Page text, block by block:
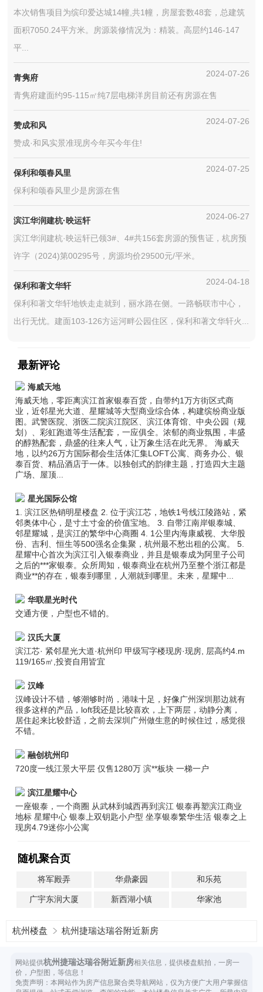
本次销售项目为缤印爱达城14幢,共1幢，房屋套数48套，总建筑
面积7050.24平方米。房源装修情况为：精装。高层约146-147
平...
青隽府 2024-07-26
青隽府建面约95-115㎡纯7层电梯洋房目前还有房源在售
赞成和风 2024-07-26
赞成·和风实景准现房今年买今年住!
保利和颂春风里 2024-07-25
保利和颂春风里少是房源在售
滨江华润建杭·映运轩 2024-06-27
滨江华润建杭·映运轩已领3#、4#共156套房源的预售证，杭房预
许字（2024)第00295号，房源均价29500元/平米。
保利和著文华轩 2024-04-18
保利和著文华轩地铁走走就到，丽水路在侧。一路畅联市中心，
出行无忧。建面103-126方运河畔公园住区，保利和著文华轩火...
最新评论
海威天地
海威天地，零距离滨江首家银泰百货，自带约1万方街区式商
业，近邻星光大道、星耀城等大型商业综合体，构建缤纷商业版
图。武警医院、浙医二院滨江院区、滨江体育馆、中央公园（规
划）、彩虹跑道等生活配套，一应俱全。浓郁的商业氛围，丰盛
的醇熟配套，鼎盛的往来人气，让万象生活在此无界。 海威天
地，以约26万方国际都会生活体汇集LOFT公寓、商务办公、银
泰百货、精品酒店于一体。以独创式的韵律主题，打造四大主题
广场、屋顶...
星光国际公馆
1. 滨江区热销明星楼盘 2. 位于滨江芯，地铁1号线江陵路站，紧
邻奥体中心，是寸土寸金的价值宝地。 3. 自带江南岸银泰城、
邻星耀城，是滨江的繁华中心商圈 4. 1公里内海康威视、大华股
份、吉利、恒生等500强名企集聚，杭州最不愁出租的公寓。 5.
星耀中心首次为滨江引入银泰商业，并且是银泰成为阿里子公司
之后的***家银泰。众所周知，银泰商业在杭州乃至整个浙江都是
商业**的存在，银泰到哪里，人潮就到哪里。未来，星耀中...
华联星光时代
交通方便，户型也不错的。
汉氏大厦
滨江芯· 紧邻星光大道·杭州印 甲级写字楼现房·现房, 层高约4.m
119/165㎡,投资自用皆宜
汉峰
汉峰设计不错，够潮够时尚，港味十足，好像广州深圳那边就有
很多这样的产品，loft我还是比较喜欢，上下两层，动静分离，
居住起来比较舒适，之前去深圳广州做生意的时候住过，感觉很
不错。
融创杭州印
720度一线江景大平层 仅售1280万 滨**板块 一梯一户
滨江星耀中心
一座银泰，一个商圈 从武林到城西再到滨江 银泰再塑滨江商业
地标 星耀中心 银泰上双钥匙小户型 坐享银泰繁华生活 银泰之上
现房4.79迷你小公寓
随机聚合页
将军殿弄 华鼎豪园 和乐苑
广宇东润大厦 新西湖小镇 华家池
杭州楼盘 杭州捷瑞达瑞谷附近新房
网站提供杭州捷瑞达瑞谷附近新房相关信息，提供楼盘航拍，一房一
价，户型图，等信息！
免责声明：本网站作为房产信息聚合类导航网站，仅为方便广大用户掌握信